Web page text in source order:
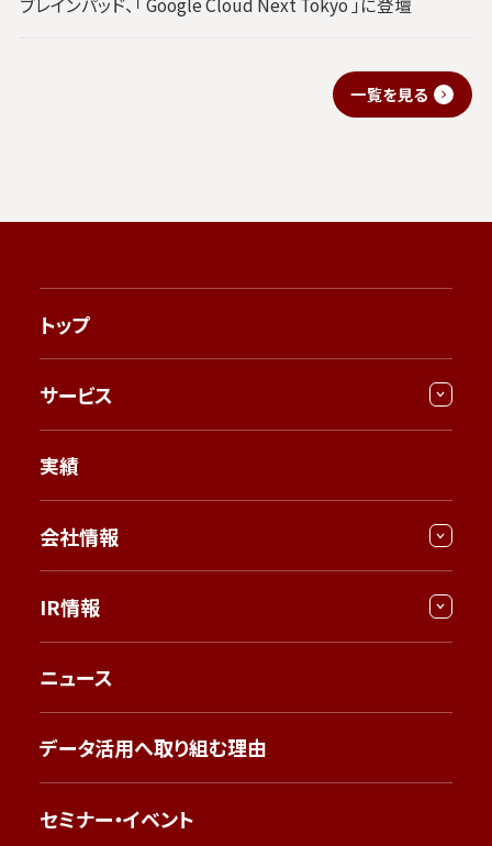
一覧を見る
トップ
サービス
実績
会社情報
IR情報
ニュース
データ活用へ取り組む理由
セミナー・イベント